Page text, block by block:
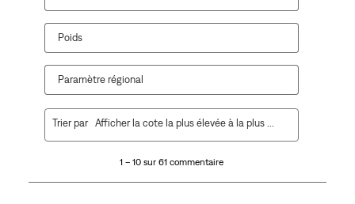
Poids
Paramètre régional
61
1 – 10 sur 61 commentaire
Trier par Afficher la cote la plus élevée à la plus faible